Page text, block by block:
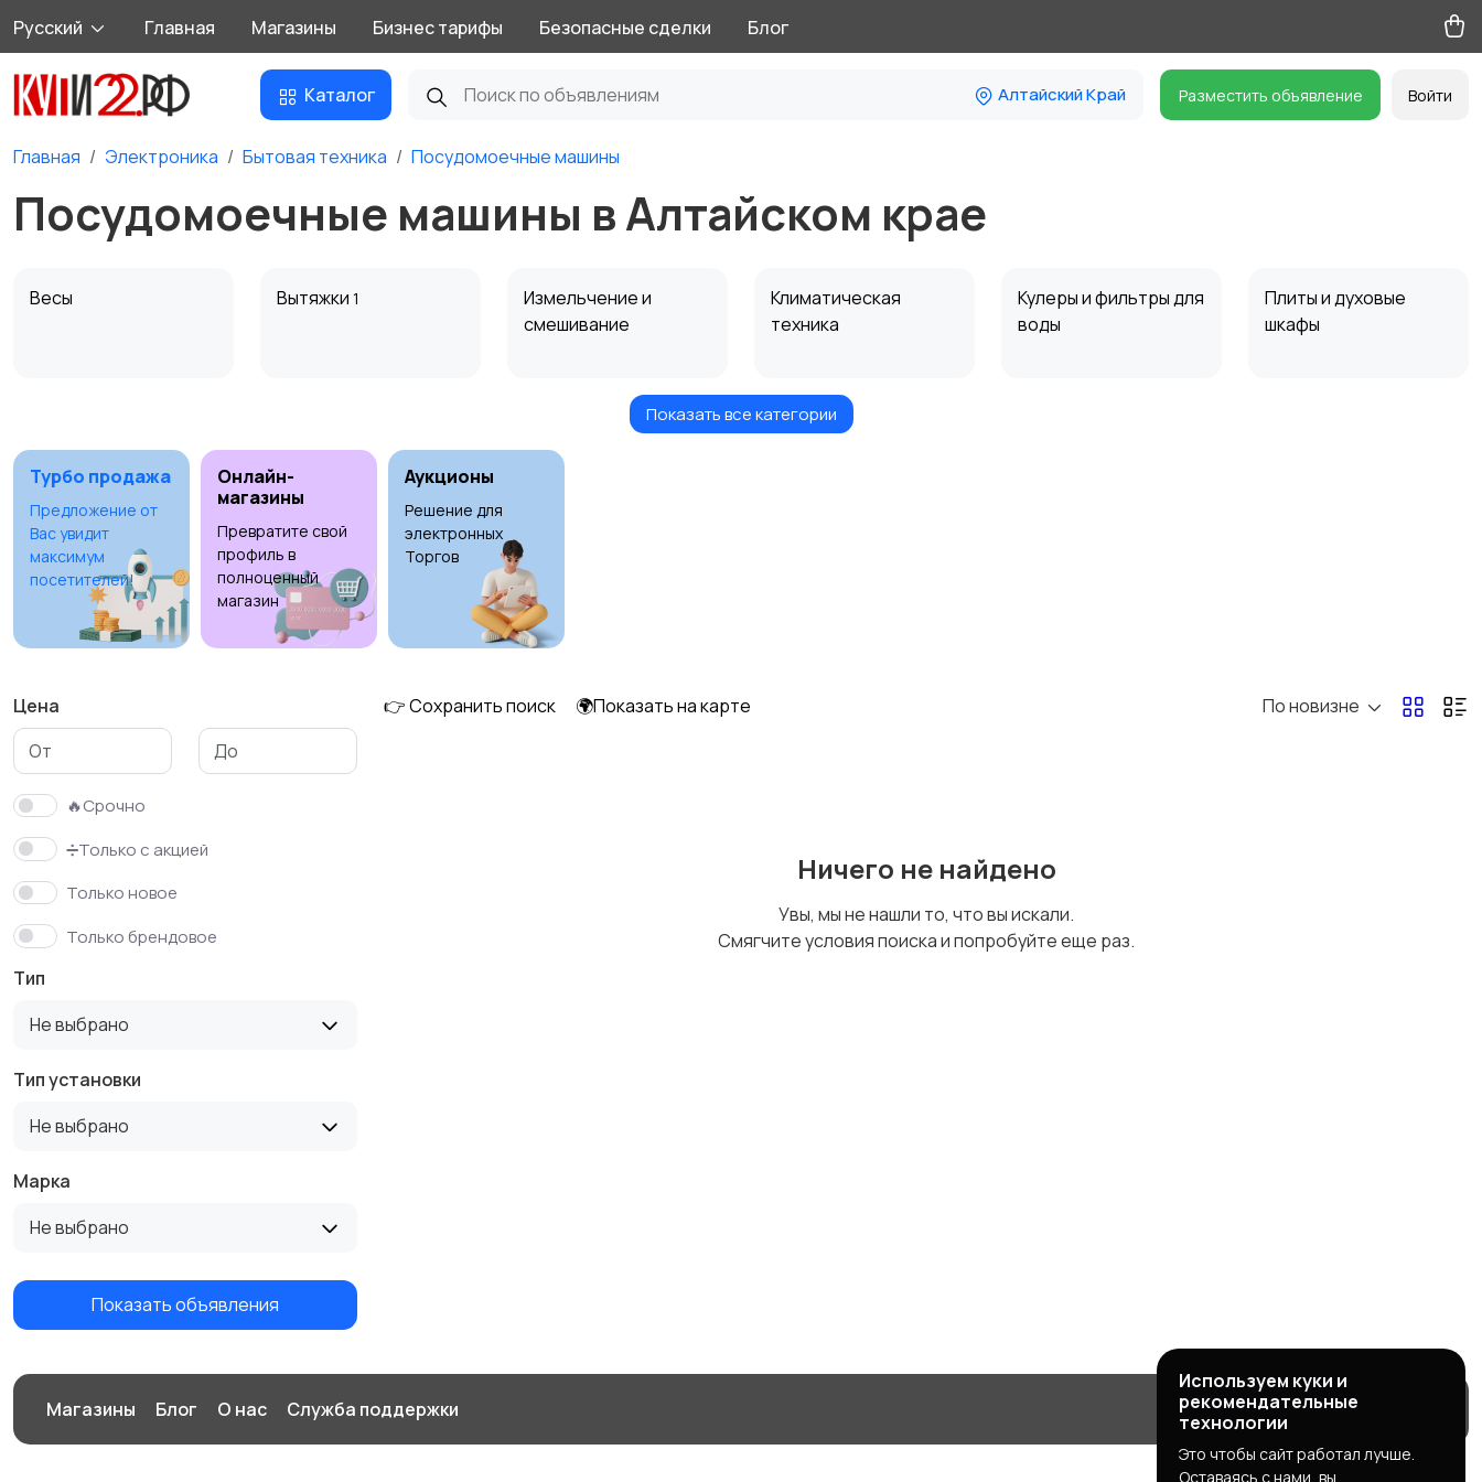
Русский Главная Магазины Бизнес тарифы Безопасные сделки Блог
Каталог Алтайский Край Разместить объявление Войти
Главная Электроника Бытовая техника Посудомоечные машины
Посудомоечные машины в Алтайском крае
Весы Вытяжки 1
Измельчение и
смешивание
Климатическая
техника
Кулеры и фильтры для
воды
Плиты и духовые
шкафы
машины
Приготовление
напитков
Пылесосы и
Холодильники
Швейное
оборудование
Показать все категории
Турбо продажа
Предложение от
Вас увидит
максимум
посетителей!
Онлайн-
магазины
Превратите свой
профиль в
полноценный
магазин
Аукционы
Решение для
электронных
Торгов
Цена
🔥Срочно
➗Только с акцией
Только новое
Только брендовое
Тип
Не выбрано
Тип установки
Не выбрано
Марка
Не выбрано
Показать объявления
👉 Сохранить поиск 🌍Показать на карте По новизне
Ничего не найдено
Увы, мы не нашли то, что вы искали.
Смягчите условия поиска и попробуйте еще раз.
Магазины Блог О нас Служба поддержки
Используем куки и
рекомендательные
технологии
Это чтобы сайт работал лучше.
Оставаясь с нами, вы